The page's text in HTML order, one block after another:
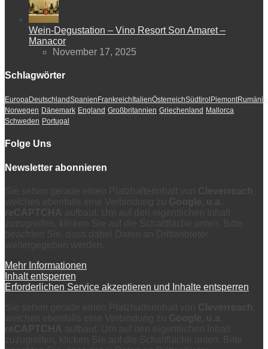
Wein-Degustation – Vino Resort Son Amaret –
Manacor
November 17, 2025
Schlagwörter
EuropaDeutschlandSpanien Frankreich ItalienÖsterreichSüdtirol Piemont
Norwegen Dänemark England Großbritannien Griechenland Mallorca
Schweden Portugal
Folge Uns
Newsletter abonnieren
Mehr Informationen
Inhalt entsperren
Erforderlichen Service akzeptieren und Inhalte entsperren